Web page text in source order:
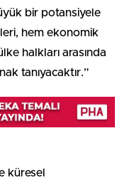
bir potansiyele
hem ekonomik
halkları arasında
tanıyacaktır.”
küresel